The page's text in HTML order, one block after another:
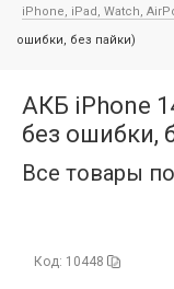
iPhone, iPad, Watch,
ошибки, без пайки)
АКБ iPhone
без ошибки,
Код: 10448
Все товары